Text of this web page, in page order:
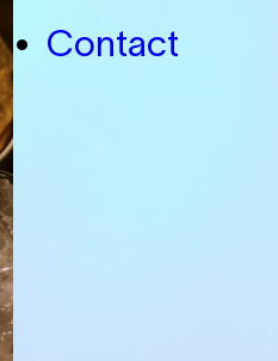
Contact